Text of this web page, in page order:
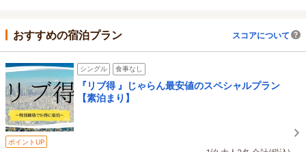
おすすめの宿泊プラン スコアについて
シングル 食事なし
『リブ得 』じゃらん最安値のスペシャルプラン
【素泊まり】
ポイントUP